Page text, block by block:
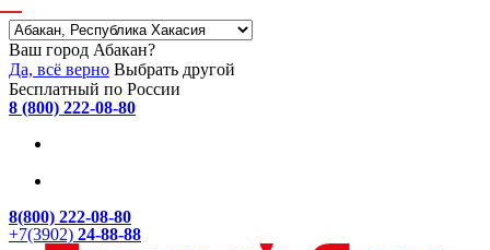
Ваш город Абакан?
Да, всё верно Выбрать другой
Бесплатный по России
8 (800) 222-08-80
8(800) 222-08-80
+7(3902) 24-88-88